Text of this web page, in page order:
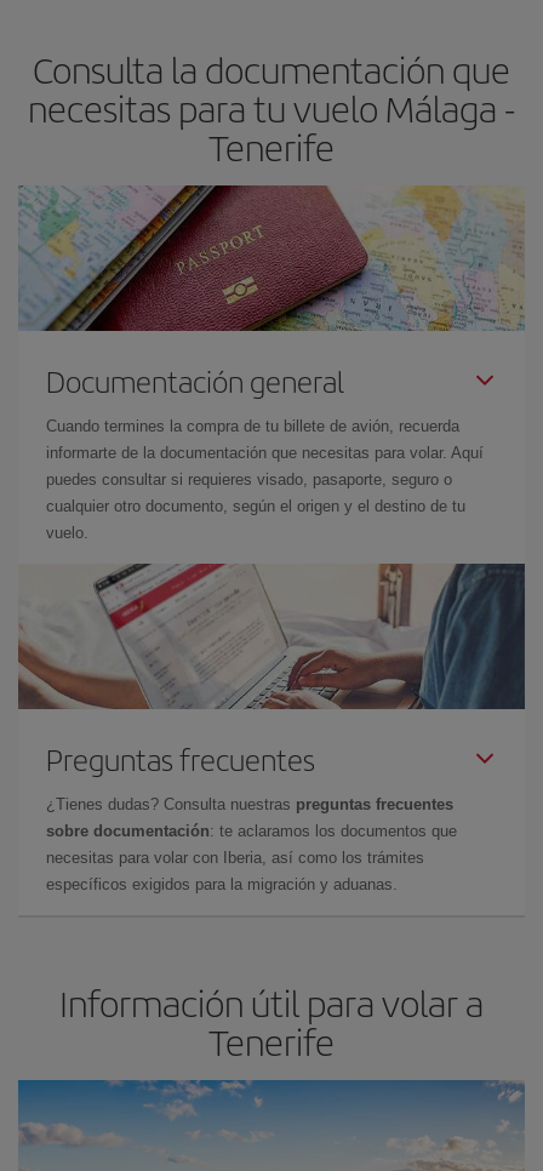
avión más baratos te saldrán. Además, si buscas los vuelos con
las fechas y los horarios del viaje un poco abiertos, podráselegir
el precio más barato.
Consulta la documentación que
necesitas para tu vuelo Málaga -
Tenerife
Documentación general
Cuando termines la compra de tu billete de avión, recuerda
informarte de la documentación que necesitas para volar. Aquí
puedes consultar si requieres visado, pasaporte, seguro o
cualquier otro documento, según el origen y el destino de tu
vuelo.
Preguntas frecuentes
¿Tienes dudas? Consulta nuestras preguntas frecuentes
sobre documentación: te aclaramos los documentos que
necesitas para volar con Iberia, así como los trámites
específicos exigidos para la migración y aduanas.
Información útil para volar a
Tenerife